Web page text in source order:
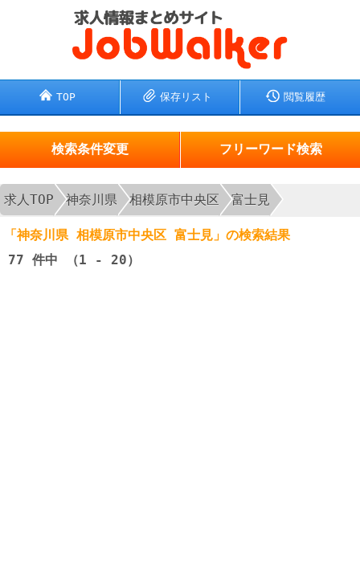
TOP 保存リスト 閲覧履歴
検索条件変更 フリーワード検索
求人TOP 神奈川県 相模原市中央区 富士見
「神奈川県 相模原市中央区 富士見」の検索結果
77 件中 （1 - 20）